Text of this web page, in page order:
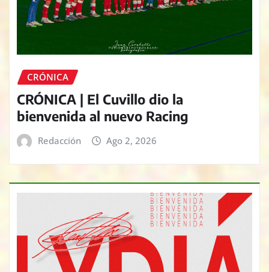
CRÓNICA
CRÓNICA | El Cuvillo dio la
bienvenida al nuevo Racing
Redacción Ago 2, 2026